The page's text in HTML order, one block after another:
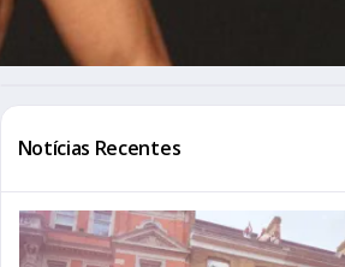
Notícias Recentes